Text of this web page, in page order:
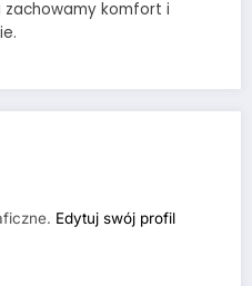
zachowamy komfort i
Edytuj swój profil